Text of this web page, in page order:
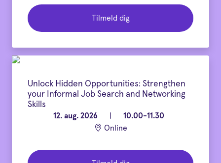
Tilmeld dig
Unlock Hidden Opportunities: Strengthen
your Informal Job Search and Networking
Skills
12. aug. 2026
10.00-11.30
Online